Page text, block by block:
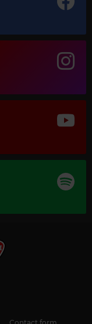
Contact form